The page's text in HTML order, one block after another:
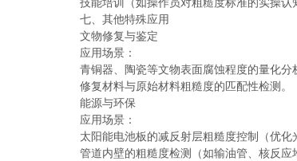
七、其他特殊应用
文物修复与鉴定
应用场景：
青铜器、陶瓷等文物表面腐蚀程度的量化分
修复材料与原始材料粗糙度的匹配性检测。
能源与环保
应用场景：
太阳能电池板的减反射层粗糙度控制（优化
管道内壁的粗糙度检测（如输油管、核反应